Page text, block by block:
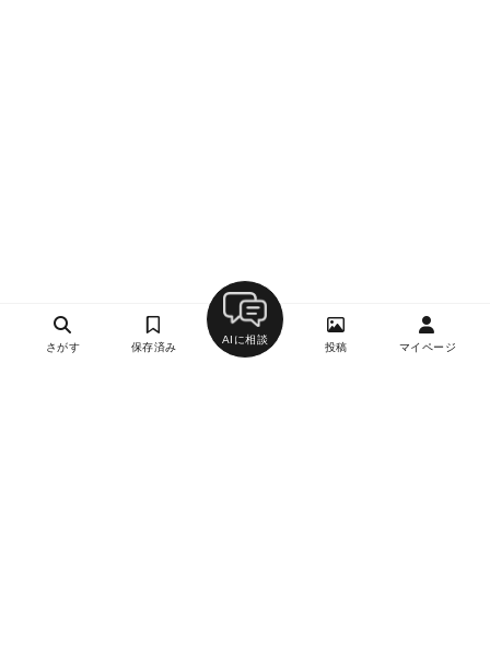
さがす 保存済み
AIに相談
投稿 マイページ